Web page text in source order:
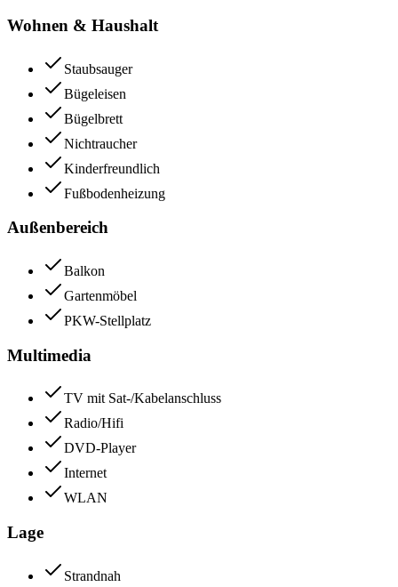
Wohnen & Haushalt
Staubsauger
Bügeleisen
Bügelbrett
Nichtraucher
Kinderfreundlich
Fußbodenheizung
Außenbereich
Balkon
Gartenmöbel
PKW-Stellplatz
Multimedia
TV mit Sat-/Kabelanschluss
Radio/Hifi
DVD-Player
Internet
WLAN
Lage
Strandnah